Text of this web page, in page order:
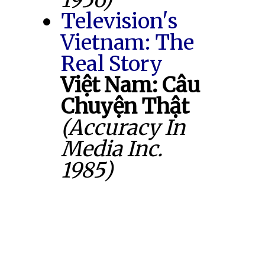
Television's
Vietnam: The
Real Story
Việt Nam: Câu
Chuyện Thật
(Accuracy In
Media Inc.
1985)